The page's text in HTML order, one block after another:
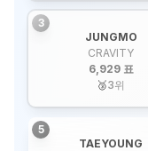
3
JUNGMO
CRAVITY
6,929 표
🥉3위
5
TAEYOUNG